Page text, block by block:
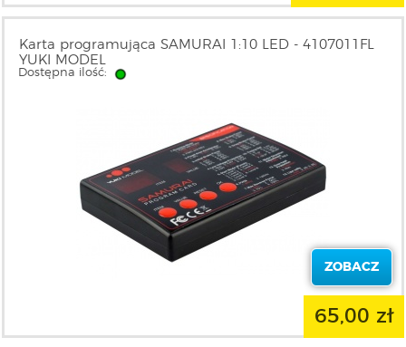
Karta programująca SAMURAI 1:10 LED - 4107011FL
YUKI MODEL
Dostępna ilość:
ZOBACZ
65,00 zł